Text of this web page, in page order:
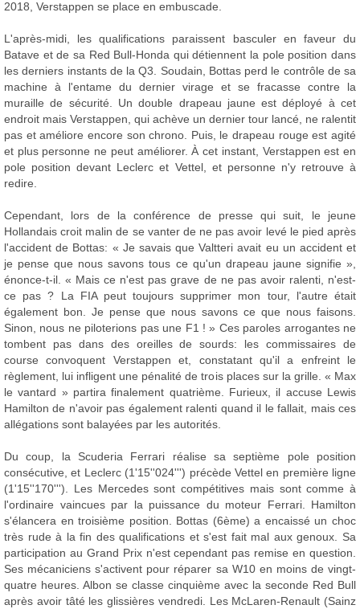
2018, Verstappen se place en embuscade.
L'après-midi, les qualifications paraissent basculer en faveur du
Batave et de sa Red Bull-Honda qui détiennent la pole position dans
les derniers instants de la Q3. Soudain, Bottas perd le contrôle de sa
machine à l'entame du dernier virage et se fracasse contre la
muraille de sécurité. Un double drapeau jaune est déployé à cet
endroit mais Verstappen, qui achève un dernier tour lancé, ne ralentit
pas et améliore encore son chrono. Puis, le drapeau rouge est agité
et plus personne ne peut améliorer. À cet instant, Verstappen est en
pole position devant Leclerc et Vettel, et personne n'y retrouve à
redire.
Cependant, lors de la conférence de presse qui suit, le jeune
Hollandais croit malin de se vanter de ne pas avoir levé le pied après
l'accident de Bottas: « Je savais que Valtteri avait eu un accident et
je pense que nous savons tous ce qu'un drapeau jaune signifie »,
énonce-t-il. « Mais ce n'est pas grave de ne pas avoir ralenti, n'est-
ce pas ? La FIA peut toujours supprimer mon tour, l'autre était
également bon. Je pense que nous savons ce que nous faisons.
Sinon, nous ne piloterions pas une F1 ! » Ces paroles arrogantes ne
tombent pas dans des oreilles de sourds: les commissaires de
course convoquent Verstappen et, constatant qu'il a enfreint le
règlement, lui infligent une pénalité de trois places sur la grille. « Max
le vantard » partira finalement quatrième. Furieux, il accuse Lewis
Hamilton de n'avoir pas également ralenti quand il le fallait, mais ces
allégations sont balayées par les autorités.
Du coup, la Scuderia Ferrari réalise sa septième pole position
consécutive, et Leclerc (1'15''024''') précède Vettel en première ligne
(1'15''170'''). Les Mercedes sont compétitives mais sont comme à
l'ordinaire vaincues par la puissance du moteur Ferrari. Hamilton
s'élancera en troisième position. Bottas (6ème) a encaissé un choc
très rude à la fin des qualifications et s'est fait mal aux genoux. Sa
participation au Grand Prix n'est cependant pas remise en question.
Ses mécaniciens s'activent pour réparer sa W10 en moins de vingt-
quatre heures. Albon se classe cinquième avec la seconde Red Bull
après avoir tâté les glissières vendredi. Les McLaren-Renault (Sainz